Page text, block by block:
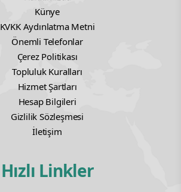
Künye
KVKK Aydınlatma Metni
Önemli Telefonlar
Çerez Politikası
Topluluk Kuralları
Hizmet Şartları
Hesap Bilgileri
Gizlilik Sözleşmesi
İletişim
Hızlı Linkler